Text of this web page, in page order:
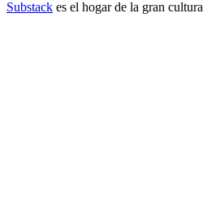
Substack es el hogar de la gran cultura